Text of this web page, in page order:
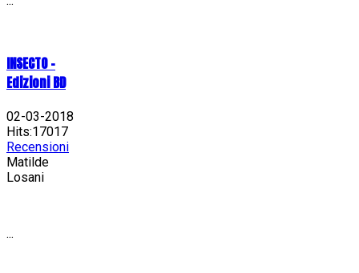
INSECTO -
Edizioni BD
02-03-2018
Hits:17017
Recensioni
Matilde
Losani
...